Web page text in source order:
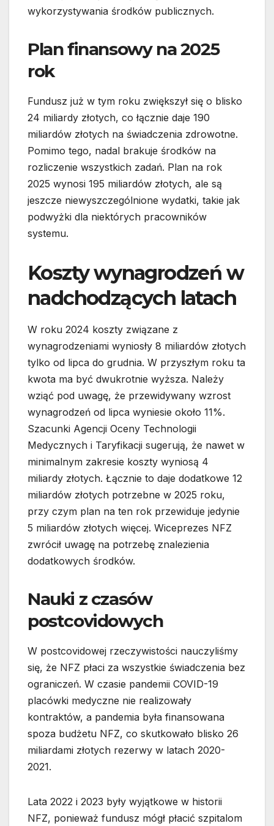
wykorzystywania środków publicznych.
Plan finansowy na 2025
rok
Fundusz już w tym roku zwiększył się o blisko
24 miliardy złotych, co łącznie daje 190
miliardów złotych na świadczenia zdrowotne.
Pomimo tego, nadal brakuje środków na
rozliczenie wszystkich zadań. Plan na rok
2025 wynosi 195 miliardów złotych, ale są
jeszcze niewyszczególnione wydatki, takie jak
podwyżki dla niektórych pracowników
systemu.
Koszty wynagrodzeń w
nadchodzących latach
W roku 2024 koszty związane z
wynagrodzeniami wyniosły 8 miliardów złotych
tylko od lipca do grudnia. W przyszłym roku ta
kwota ma być dwukrotnie wyższa. Należy
wziąć pod uwagę, że przewidywany wzrost
wynagrodzeń od lipca wyniesie około 11%.
Szacunki Agencji Oceny Technologii
Medycznych i Taryfikacji sugerują, że nawet w
minimalnym zakresie koszty wyniosą 4
miliardy złotych. Łącznie to daje dodatkowe 12
miliardów złotych potrzebne w 2025 roku,
przy czym plan na ten rok przewiduje jedynie
5 miliardów złotych więcej. Wiceprezes NFZ
zwrócił uwagę na potrzebę znalezienia
dodatkowych środków.
Nauki z czasów
postcovidowych
W postcovidowej rzeczywistości nauczyliśmy
się, że NFZ płaci za wszystkie świadczenia bez
ograniczeń. W czasie pandemii COVID-19
placówki medyczne nie realizowały
kontraktów, a pandemia była finansowana
spoza budżetu NFZ, co skutkowało blisko 26
miliardami złotych rezerwy w latach 2020-
2021.
Lata 2022 i 2023 były wyjątkowe w historii
NFZ, ponieważ fundusz mógł płacić szpitalom